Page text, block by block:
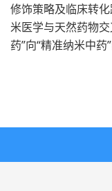
修饰策略及临床转
米医学与天然药物
药”向“精准纳米中药